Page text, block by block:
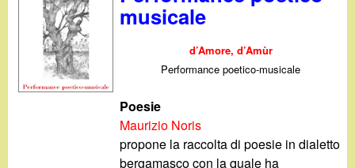
musicale
d’Amore, d’Amùr
Performance poetico-musicale
Poesie
Maurizio Noris
propone la raccolta di poesie in dialetto
bergamasco con la quale ha